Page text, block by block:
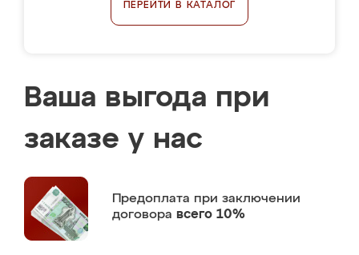
ПЕРЕЙТИ В КАТАЛОГ
Ваша выгода при
заказе у нас
Предоплата при заключении
договора всего 10%